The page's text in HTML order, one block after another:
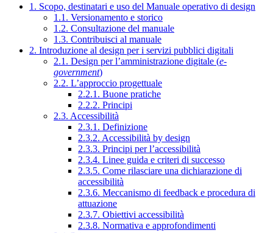
1. Scopo, destinatari e uso del Manuale operativo di design
1.1. Versionamento e storico
1.2. Consultazione del manuale
1.3. Contribuisci al manuale
2. Introduzione al design per i servizi pubblici digitali
2.1. Design per l’amministrazione digitale (e-
government)
2.2. L’approccio progettuale
2.2.1. Buone pratiche
2.2.2. Principi
2.3. Accessibilità
2.3.1. Definizione
2.3.2. Accessibilità by design
2.3.3. Principi per l’accessibilità
2.3.4. Linee guida e criteri di successo
2.3.5. Come rilasciare una dichiarazione di
accessibilità
2.3.6. Meccanismo di feedback e procedura di
attuazione
2.3.7. Obiettivi accessibilità
2.3.8. Normativa e approfondimenti